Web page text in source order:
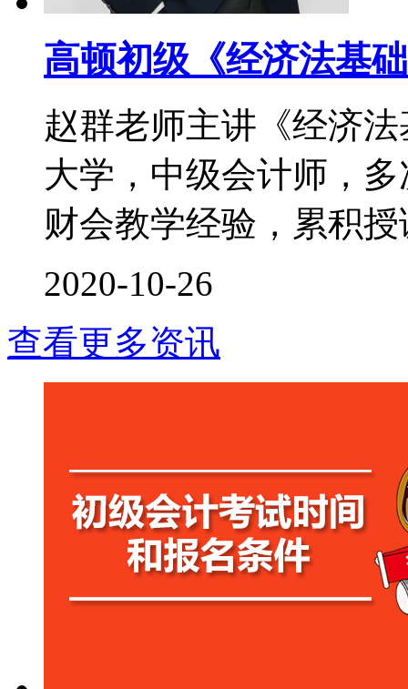
高顿初级《经济法基
赵群老师主讲《经济
大学，中级会计师，
财会教学经验，累积
2020-10-26
查看更多资讯